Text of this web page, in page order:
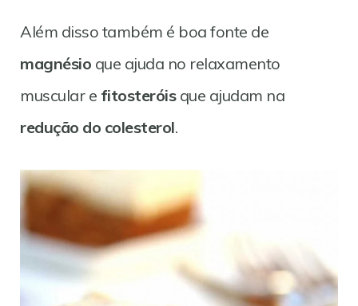
Além disso também é boa fonte de
magnésio que ajuda no relaxamento
muscular e fitosteróisque ajudam na
redução do colesterol.